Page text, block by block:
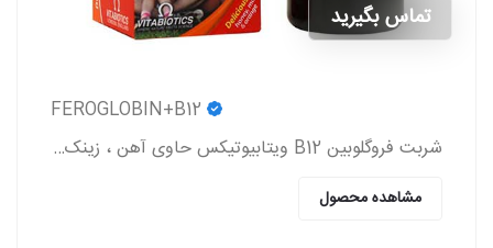
تماس بگیرید
شربت فروگلوبین B12 ویتابیوتیکس حاوی آهن ، زینک ، ویتامین گروه b و ویتامین c که به پیشگیری و درمان کم خونی در بزرگسالان و کودکان کمک می کند.
مشاهده محصول